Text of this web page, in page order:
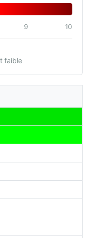
9 10
faible